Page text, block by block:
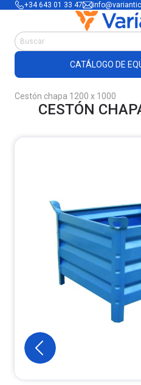
+34 643 01 33 47
CATÁLOGO DE
Accesorios
Útiles de
Productos de
Cestón chapa 1200 x 1000
CESTÓN